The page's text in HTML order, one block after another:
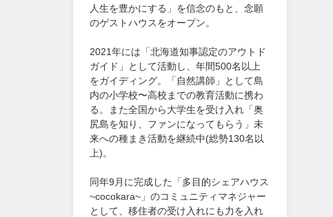
人生を豊かにする」を信念のもと、念願
のゲストハウスをオープン。
2021年には「北海道知事認定のアウトド
ガイド」として活動し、年間500名以上
をガイディング。「自然講師」として島
内の小学校〜高校までの教育活動に携わ
る。また全国から大学生を受け入れ「奥
尻島を知り、ファンになってもらう」未
来への種まき活動を継続中(総勢130名以
上)。
同年9月に完成した「多目的シェアハウス
~cocokara~」のコミュニティマネジャー
として、移住者の受け入れにも力を入れ